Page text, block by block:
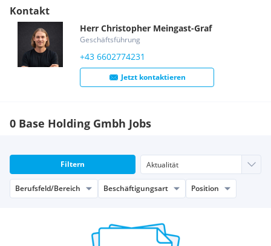
Kontakt
Herr Christopher Meingast-Graf
Geschäftsführung
+43 6602774231
Jetzt kontaktieren
0 Base Holding Gmbh Jobs
Filtern
Berufsfeld/Bereich Beschäftigungsart Position